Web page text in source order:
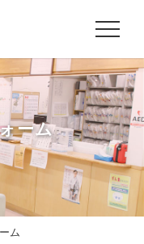
ーム
ム